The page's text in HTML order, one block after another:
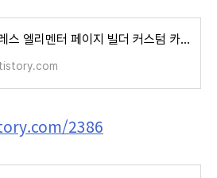
워드프레스 엘리멘터 페이지 빌더 커스텀 카테고리 템플릿 만들기
2386